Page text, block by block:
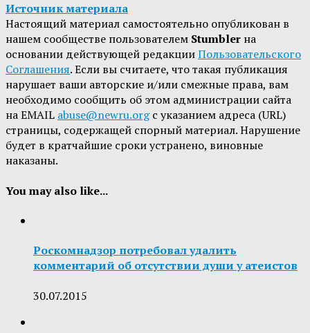
Источник материала
Настоящий материал самостоятельно опубликован в
нашем сообществе пользователем Stumbler на
основании действующей редакцииПользовательского
Соглашения. Если вы считаете, что такая публикация
нарушает ваши авторские и/или смежные права, вам
необходимо сообщить об этом администрации сайта
на EMAIL abuse@newru.orgс указанием адреса (URL)
страницы, содержащей спорный материал. Нарушение
будет в кратчайшие сроки устранено, виновные
наказаны.
You may also like...
Роскомнадзор потребовал удалить
комментарий об отсутствии души у атеистов
30.07.2015